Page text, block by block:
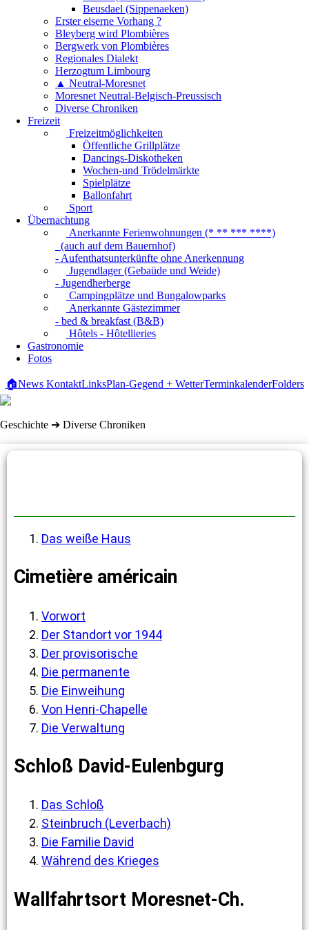
Beusdael (Sippenaeken)
Erster eiserne Vorhang ?
Bleyberg wird Plombières
Bergwerk von Plombières
Regionales Dialekt
Herzogtum Limbourg
▲ Neutral-Moresnet
Moresnet Neutral-Belgisch-Preussisch
Diverse Chroniken
Freizeit
Freizeitmöglichkeiten
Öffentliche Grillplätze
Dancings-Diskotheken
Wochen-und Trödelmärkte
Spielplätze
Ballonfahrt
Sport
Übernachtung
Anerkannte Ferienwohnungen (* ** *** ****)
(auch auf dem Bauernhof)
- Aufenthatsunterkünfte ohne Anerkennung
Jugendlager (Gebaüde und Weide)
- Jugendherberge
Campingplätze und Bungalowparks
Anerkannte Gästezimmer
- bed & breakfast (B&B)
Hôtels - Hôtellieries
Gastronomie
Fotos
🏠News KontaktLinksPlan-Gegend + WetterTerminkalenderFolders
Geschichte ➔ Diverse Chroniken
Das weiße Haus
Cimetière américain
Vorwort
Der Standort vor 1944
Der provisorische
Die permanente
Die Einweihung
Von Henri-Chapelle
Die Verwaltung
Schloß David-Eulenbgurg
Das Schloß
Steinbruch (Leverbach)
Die Familie David
Während des Krieges
Wallfahrtsort Moresnet-Ch.